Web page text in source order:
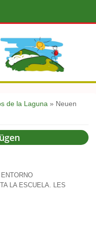
de la Laguna » Neuen
LA ESCUELA. LES